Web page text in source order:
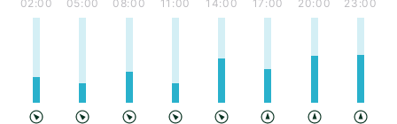
02:00 05:00 08:00 11:00 14:00 17:00 20:00 23:00